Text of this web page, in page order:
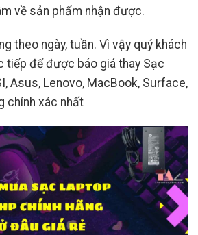
về sản phẩm nhận được.
theo ngày, tuần. Vì vậy quý khách
tiếp để được báo giá thay Sạc
Asus, Lenovo, MacBook, Surface,
chính xác nhất